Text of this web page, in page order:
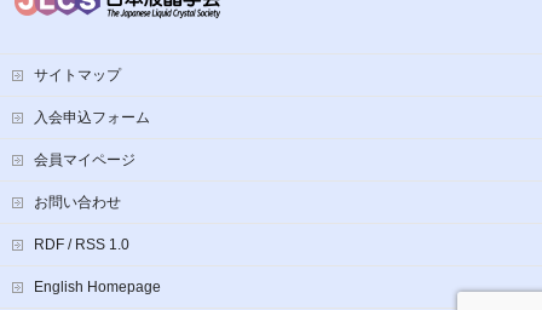
サイトマップ
入会申込フォーム
会員マイページ
お問い合わせ
RDF / RSS 1.0
English Homepage